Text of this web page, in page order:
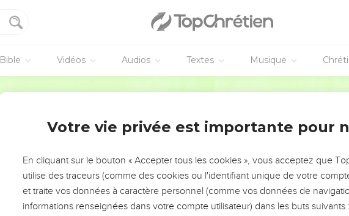
Bible Vidéos Audios Textes Musique
L’ÉVÉNEMENT DE L’ANNÉE !
VOUS ÉVITER LES VOTRES ?
pour leurs réussites, leur impact, leur foi ou leur vision. Mais on voit
et les saisons difficiles qu'ils ont traversés, alors même que ce sont
Votre vie privée est importante pour
En cliquant sur le bouton « Accepter tous les cookies », vous acceptez que
utilise des traceurs (comme des cookies ou l'identifiant unique de votre
et traite vos données à caractère personnel (comme vos données de
informations renseignées dans votre compte utilisateur) dans les buts suivants :